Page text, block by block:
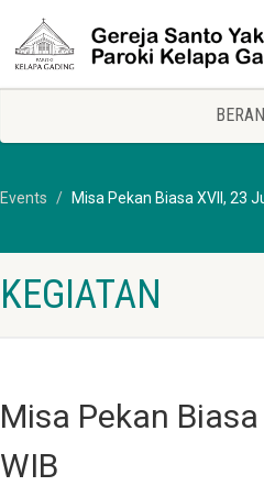
Events Misa Pekan Biasa XVII, 23
KEGIATAN
Misa Pekan
WIB